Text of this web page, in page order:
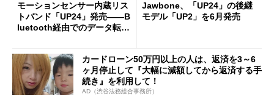
モーションセンサー内蔵リス
トバンド「UP24」発売――B
luetooth経由でのデータ転送
Jawbone、「UP24」の後継
モデル「UP2」を6月発売
カードローン50万円以上の人は、返済を3～6
ヶ月停止して『大幅に減額してから返済する手
続き』を利用して！
AD（渋谷法務総合事務所）